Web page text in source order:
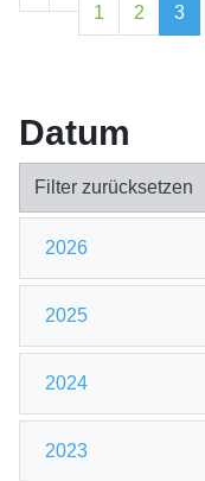
1 2 3
Datum
Filter zurücksetzen
2026
2025
2024
2023